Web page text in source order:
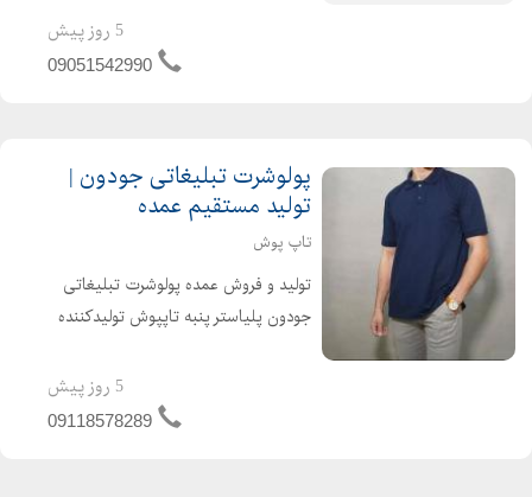
5 روز پیش
09051542990
پولوشرت تبلیغاتی جودون |
تولید مستقیم عمده
تاپ پوش
تولید و فروش عمده پولوشرت تبلیغاتی
جودون پلیاستر پنبه تاپپوش تولیدکننده
آماده همکاری با شرکتها، سازمانها،
رستورانها، فروشگاهها، مجموعههای
5 روز پیش
09118578289